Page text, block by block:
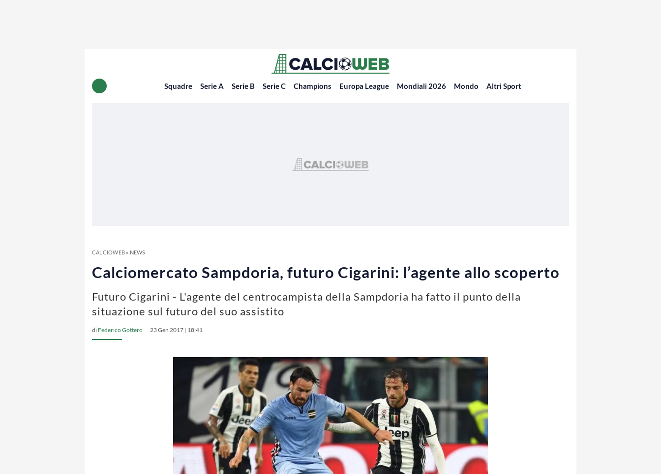
Squadre Serie A Serie B Serie C Champions Europa League Mondiali 2026 Mondo Altri Sport
CALCIOWEB» NEWS
Calciomercato Sampdoria, futuro Cigarini: l’agente allo scoperto
Futuro Cigarini - L'agente del centrocampista della Sampdoria ha fatto il punto della
situazione sul futuro del suo assistito
di Federico Gottero 23 Gen 2017 | 18:41